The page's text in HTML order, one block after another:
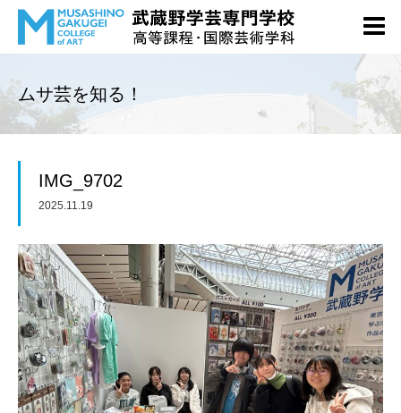
ムサ芸を知る！
IMG_9702
2025.11.19